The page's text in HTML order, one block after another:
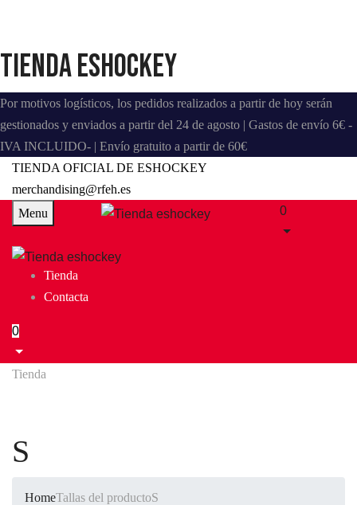
Tienda eshockey
Por motivos logísticos, los pedidos realizados a partir de hoy serán
gestionados y enviados a partir del 24 de agosto | Gastos de envío 6€ -
IVA INCLUIDO- | Envío gratuito a partir de 60€
TIENDA OFICIAL DE ESHOCKEY
merchandising@rfeh.es
Menu
0
Tienda
Contacta
0
Tienda
S
HomeTallas del productoS